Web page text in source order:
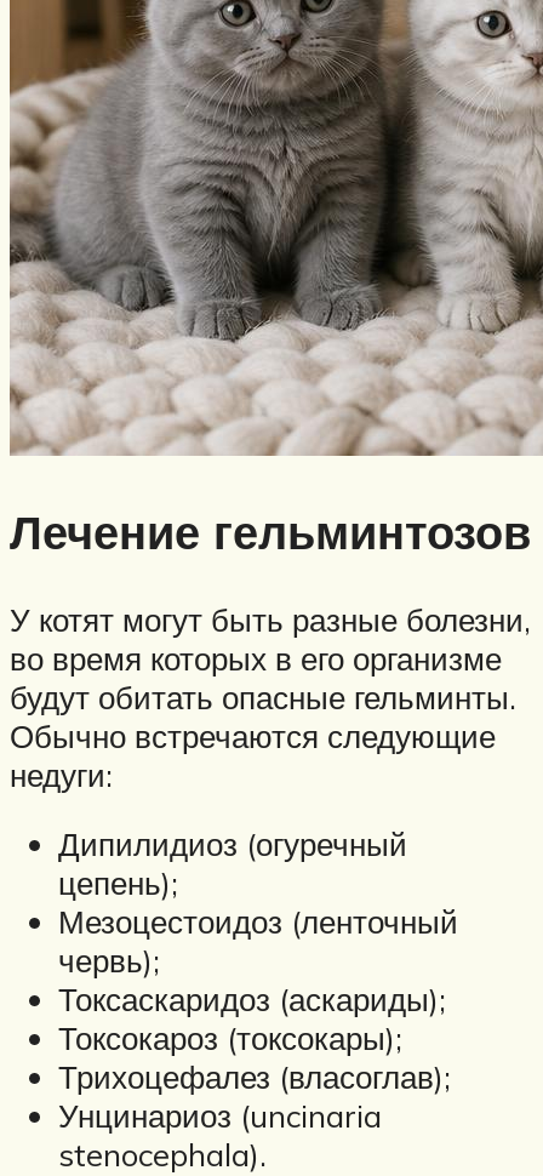
Лечение гельминтозов
У котят могут быть разные болезни,
во время которых в его организме
будут обитать опасные гельминты.
Обычно встречаются следующие
недуги:
Дипилидиоз (огуречный
цепень);
Мезоцестоидоз (ленточный
червь);
Токсаскаридоз (аскариды);
Токсокароз (токсокары);
Трихоцефалез (власоглав);
Унцинариоз (uncinaria
stenocephala).